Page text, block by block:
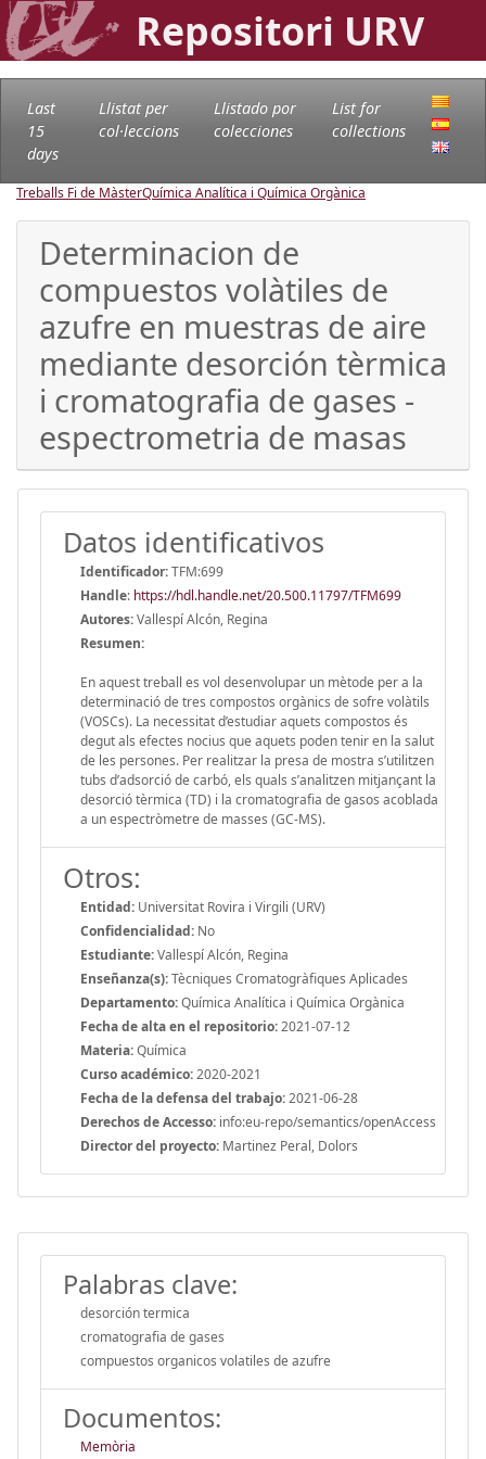
Repositori URV
Last
15
days
Llistat per
col·leccions
Llistado por
colecciones
List for
collections
Treballs Fi de MàsterQuímica Analítica i Química Orgànica
Determinacion de
compuestos volàtiles de
azufre en muestras de aire
mediante desorción tèrmica
i cromatografia de gases -
espectrometria de masas
Datos identificativos
Identificador:TFM:699
Handle: https://hdl.handle.net/20.500.11797/TFM699
Autores:Vallespí Alcón, Regina
Resumen:
En aquest treball es vol desenvolupar un mètode per a la
determinació de tres compostos orgànics de sofre volàtils
(VOSCs). La necessitat d’estudiar aquets compostos és
degut als efectes nocius que aquets poden tenir en la salut
de les persones. Per realitzar la presa de mostra s’utilitzen
tubs d’adsorció de carbó, els quals s’analitzen mitjançant la
desorció tèrmica (TD) i la cromatografia de gasos acoblada
a un espectròmetre de masses (GC-MS).
Otros:
Entidad: Universitat Rovira i Virgili (URV)
Confidencialidad: No
Estudiante:Vallespí Alcón, Regina
Enseñanza(s):Tècniques Cromatogràfiques Aplicades
Departamento:Química Analítica i Química Orgànica
Fecha de alta en el repositorio:2021-07-12
Materia:Química
Curso académico:2020-2021
Fecha de la defensa del trabajo:2021-06-28
Derechos de Accesso: info:eu-repo/semantics/openAccess
Director del proyecto: Martinez Peral, Dolors
Palabras clave:
desorción termica
cromatografia de gases
compuestos organicos volatiles de azufre
Documentos:
Memòria